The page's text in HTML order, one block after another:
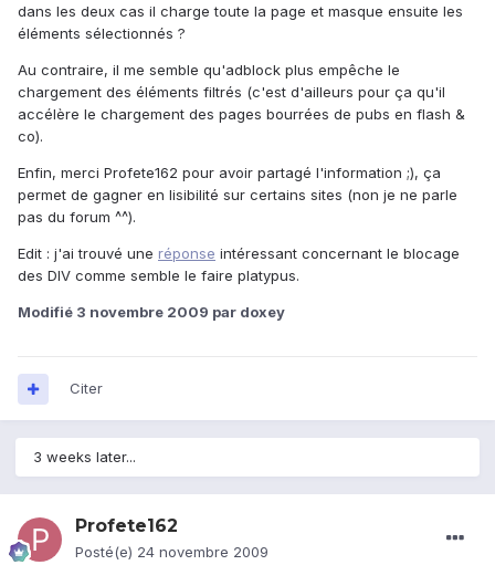
dans les deux cas il charge toute la page et masque ensuite les
éléments sélectionnés ?
Au contraire, il me semble qu'adblock plus empêche le
chargement des éléments filtrés (c'est d'ailleurs pour ça qu'il
accélère le chargement des pages bourrées de pubs en flash &
co).
Enfin, merci Profete162 pour avoir partagé l'information ;), ça
permet de gagner en lisibilité sur certains sites (non je ne parle
pas du forum ^^).
Edit : j'ai trouvé une réponse intéressant concernant le blocage
des DIV comme semble le faire platypus.
Modifié 3 novembre 2009 par doxey
Citer
3 weeks later...
Profete162
Posté(e) 24 novembre 2009